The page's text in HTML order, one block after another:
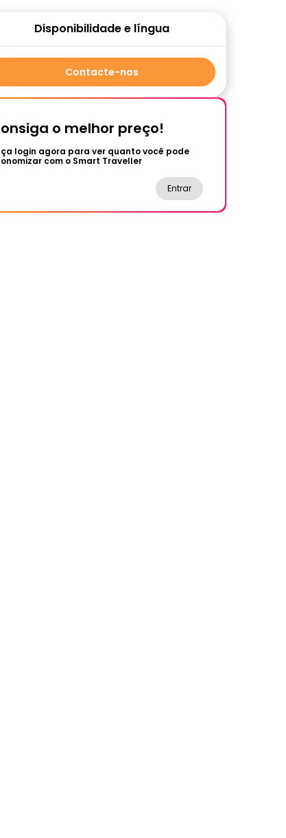
Disponibilidade e língua
Contacte-nos
o melhor preço!
login agora para ver quanto você pode
com o Smart Traveller
Entrar